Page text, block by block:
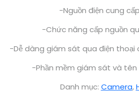
-Nguồn điện cung
-Chức năng cấp nguồn
-Dễ dàng giám sát qua điện thoại
-Phần mềm giám sát và tên
Danh mục: Camera,